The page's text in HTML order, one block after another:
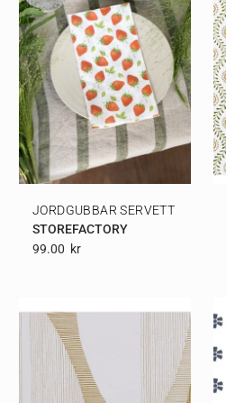
JORDGUBBAR SERVETT
STOREFACTORY
99.00 Kr